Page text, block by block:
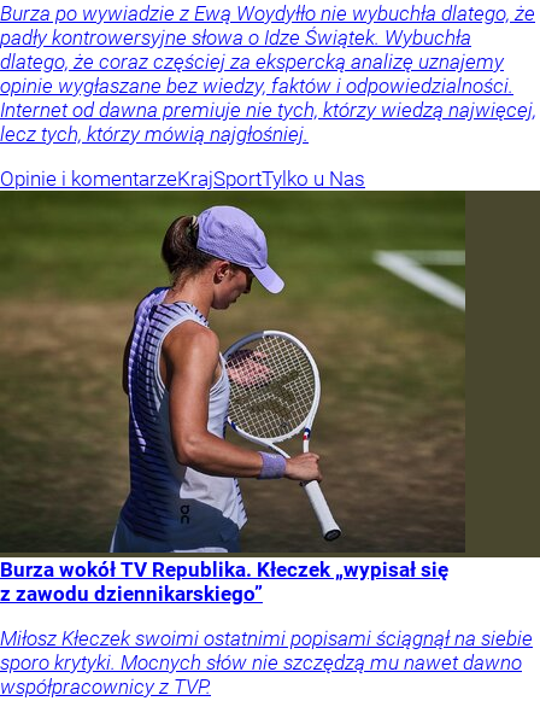
Burza po wywiadzie z Ewą Woydyłło nie wybuchła dlatego, że
padły kontrowersyjne słowa o Idze Świątek. Wybuchła
dlatego, że coraz częściej za ekspercką analizę uznajemy
opinie wygłaszane bez wiedzy, faktów i odpowiedzialności.
Internet od dawna premiuje nie tych, którzy wiedzą najwięcej,
lecz tych, którzy mówią najgłośniej.
Opinie i komentarzeKrajSportTylko u Nas
Burza wokół TV Republika. Kłeczek „wypisał się
z zawodu dziennikarskiego”
Miłosz Kłeczek swoimi ostatnimi popisami ściągnął na siebie
sporo krytyki. Mocnych słów nie szczędzą mu nawet dawno
współpracownicy z TVP.